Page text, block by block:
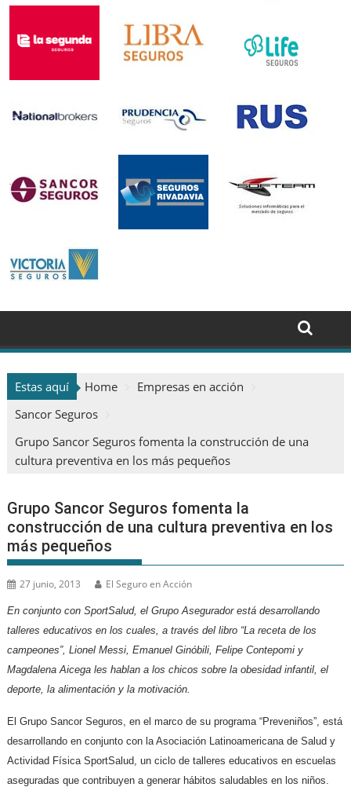
Estas aquí Home
Empresas en acción
Sancor Seguros
Grupo Sancor Seguros fomenta la construcción de una
cultura preventiva en los más pequeños
Grupo Sancor Seguros fomenta la
construcción de una cultura preventiva en los
más pequeños
27 junio, 2013 El Seguro en Acción
En conjunto con SportSalud, el Grupo Asegurador está desarrollando
talleres educativos en los cuales,a través del libro “La receta de los
campeones”, Lionel Messi, Emanuel Ginóbili, Felipe Contepomi y
Magdalena Aicega les hablan a los chicos sobre la obesidad infantil, el
deporte, la alimentación y la motivación.
El Grupo Sancor Seguros, en el marco de su programa “Preveniños”, está
desarrollando en conjunto con la Asociación Latinoamericana de Salud y
Actividad Física SportSalud, un ciclo de talleres educativos en escuelas
aseguradas que contribuyen a generar hábitos saludables en los niños.